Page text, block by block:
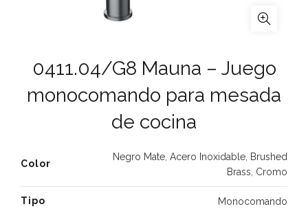
0411.04/G8 Mauna – Juego
monocomando para mesada
de cocina
Color
Negro Mate Acero Inoxidable Brushed
Brass Cromo
Tipo Monocomando